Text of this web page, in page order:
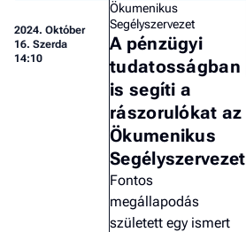
2024. Október
16. Szerda
14:10
Ökumenikus
Segélyszervezet
A pénzügyi
tudatosságban
is segíti a
rászorulókat az
Ökumenikus
Segélyszervezet
Fontos
megállapodás
született egy ismert